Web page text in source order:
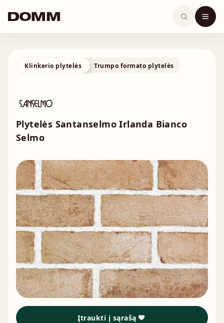
content
Klinkerio plytelės Trumpo formato plytelės
Plytelės Santanselmo Irlanda Bianco
Selmo
Įtraukti į sąrašą